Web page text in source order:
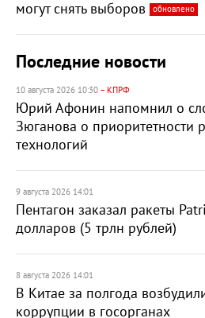
могут снять выборов
обновлено
Последние новости
10 августа 2026 10:30 – КПРФ
Юрий Афонин напомнил о
Зюганова о приоритетности
технологий
9 августа 2026 14:01
Пентагон заказал ракеты
долларов (5 трлн рублей)
8 августа 2026 14:01
В Китае за полгода
коррупции в госорганах